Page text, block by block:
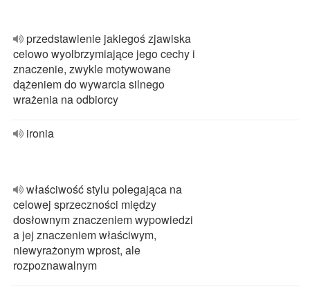
przedstawienie jakiegoś zjawiska
celowo wyolbrzymiające jego cechy i
znaczenie, zwykle motywowane
dążeniem do wywarcia silnego
wrażenia na odbiorcy
ironia
właściwość stylu polegająca na
celowej sprzeczności między
dosłownym znaczeniem wypowiedzi
a jej znaczeniem właściwym,
niewyrażonym wprost, ale
rozpoznawalnym